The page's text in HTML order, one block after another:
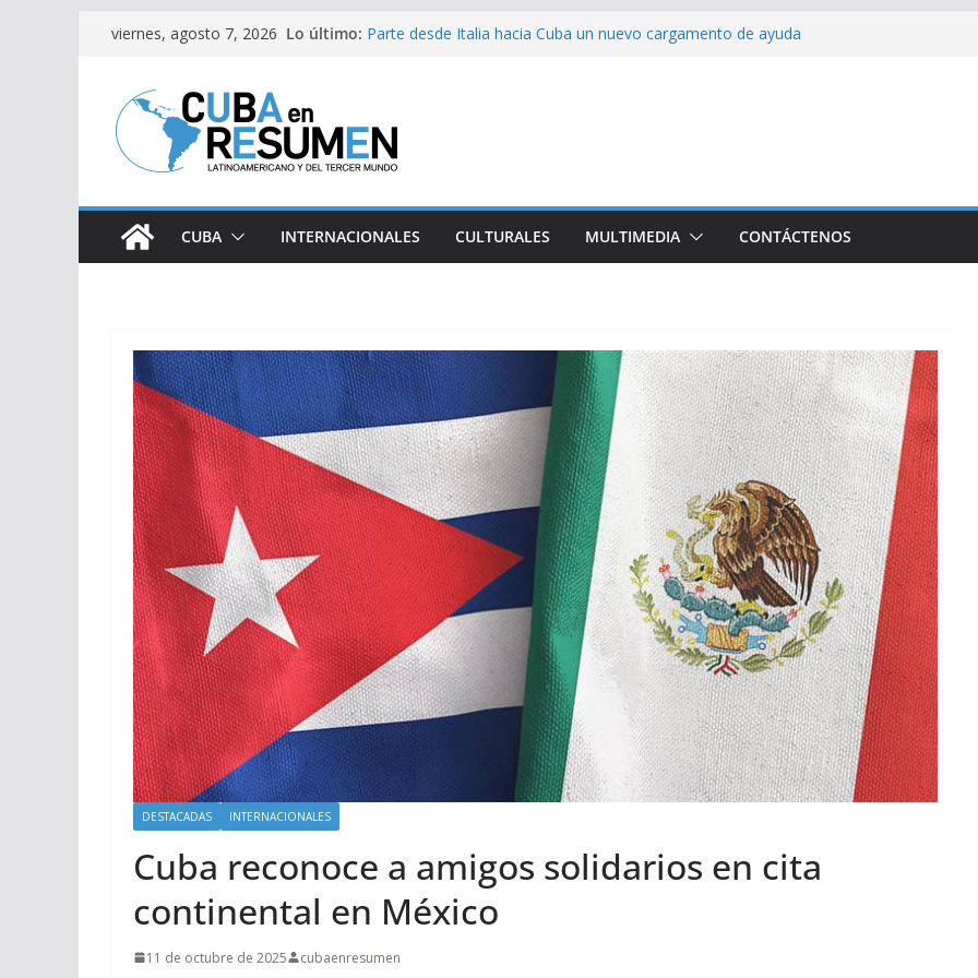
Saltar
contenido
viernes, agosto 7, 2026 Lo último: Parte desde Italia hacia Cuba un nuevo cargamento de ayuda
Fidel y la causa palestina
Inauguran exposición colectiva Junto a Fidel
CUBA INTERNACIONALES CULTURALES MULTIMEDIA CONTÁCTENOS
DESTACADAS INTERNACIONALES
Cuba reconoce a amigos solidarios en cita
continental en México
11 de octubre de 2025 cubaenresumen